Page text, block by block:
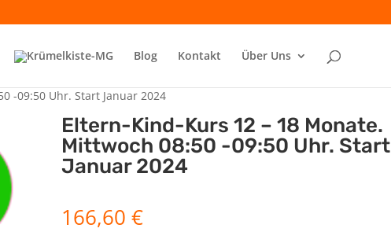
Blog Kontakt Über Uns
-09:50 Uhr. Start Januar 2024
Eltern-Kind-Kurs 12 – 18 Monate.
Mittwoch 08:50 -09:50 Uhr. Start
Januar 2024
166,60 €